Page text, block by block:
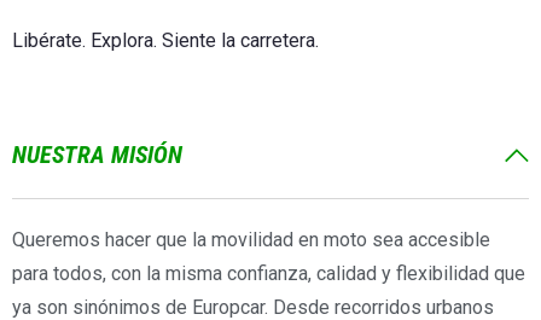
Libérate. Explora. Siente la carretera.
NUESTRA MISIÓN
Queremos hacer que la movilidad en moto sea accesible
para todos, con la misma confianza, calidad y flexibilidad que
ya son sinónimos de Europcar. Desde recorridos urbanos